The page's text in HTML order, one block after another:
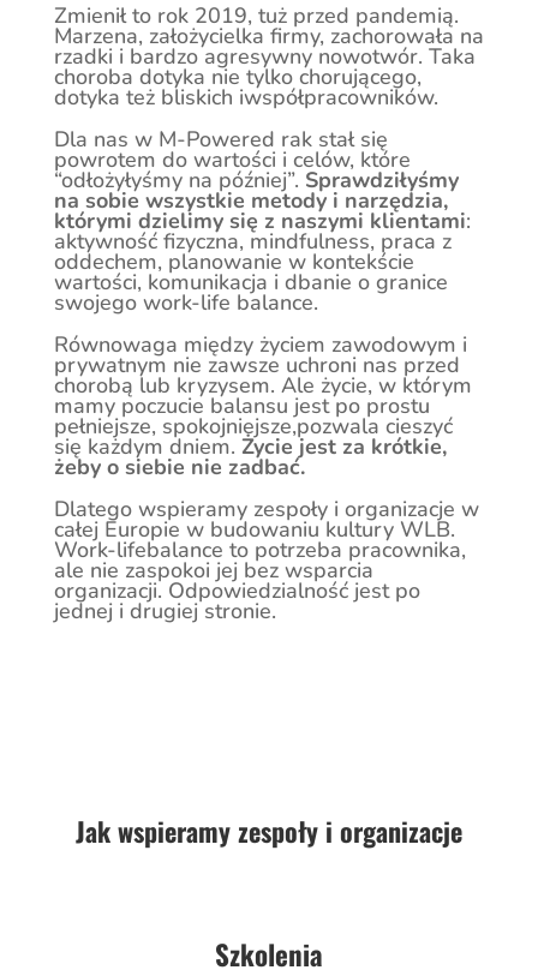
Zmienił to rok 2019, tuż przed pandemią.
Marzena, założycielka firmy, zachorowała na
rzadki i bardzo agresywny nowotwór. Taka
choroba dotyka nie tylko chorującego,
dotyka też bliskich iwspółpracowników.
Dla nas w M-Powered rak stał się
powrotem do wartości i celów, które
“odłożyłyśmy na później”. Sprawdziłyśmy
na sobie wszystkie metody i narzędzia,
którymi dzielimy się z naszymi klientami:
aktywność fizyczna, mindfulness, praca z
oddechem, planowanie w kontekście
wartości, komunikacja i dbanie o granice
swojego work-life balance.
Równowaga między życiem zawodowym i
prywatnym nie zawsze uchroni nas przed
chorobą lub kryzysem. Ale życie, w którym
mamy poczucie balansu jest po prostu
pełniejsze, spokojniejsze,pozwala cieszyć
się każdym dniem. Życie jest za krótkie,
żeby o siebie nie zadbać.
Dlatego wspieramy zespoły i organizacje w
całej Europie w budowaniu kultury WLB.
Work-lifebalance to potrzeba pracownika,
ale nie zaspokoi jej bez wsparcia
organizacji. Odpowiedzialność jest po
jednej i drugiej stronie.
Jak wspieramy zespoły i organizacje
Szkolenia